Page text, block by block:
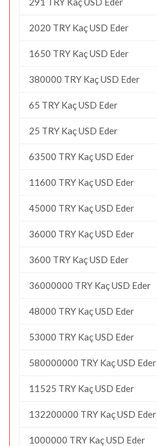
2020 TRY Kaç USD Eder
1650 TRY Kaç USD Eder
380000 TRY Kaç USD Eder
65 TRY Kaç USD Eder
25 TRY Kaç USD Eder
63500 TRY Kaç USD Eder
11600 TRY Kaç USD Eder
45000 TRY Kaç USD Eder
36000 TRY Kaç USD Eder
3600 TRY Kaç USD Eder
36000000 TRY Kaç USD Eder
48000 TRY Kaç USD Eder
53000 TRY Kaç USD Eder
580000000 TRY Kaç USD Eder
11525 TRY Kaç USD Eder
132200000 TRY Kaç USD Eder
1000000 TRY Kaç USD Eder